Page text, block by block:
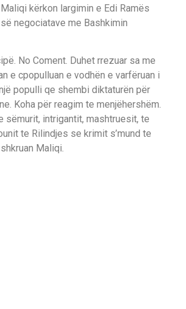
kërkon largimin e Edi Ramës
negociatave me Bashkimin
No Coment. Duhet rrezuar sa me
e cpopulluan e vodhën e varfëruan i
populli qe shembi diktaturën për
Koha për reagim te menjëhershëm.
sëmurit, intrigantit, mashtruesit, te
te Rilindjes se krimit s’mund te
Maliqi.